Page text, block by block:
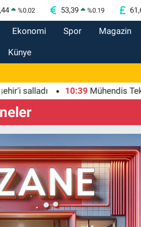
%0.02 53,39 %0.19
Ekonomi Spor Magazin
Künye
salladı 10:39 Mühendis Tek-